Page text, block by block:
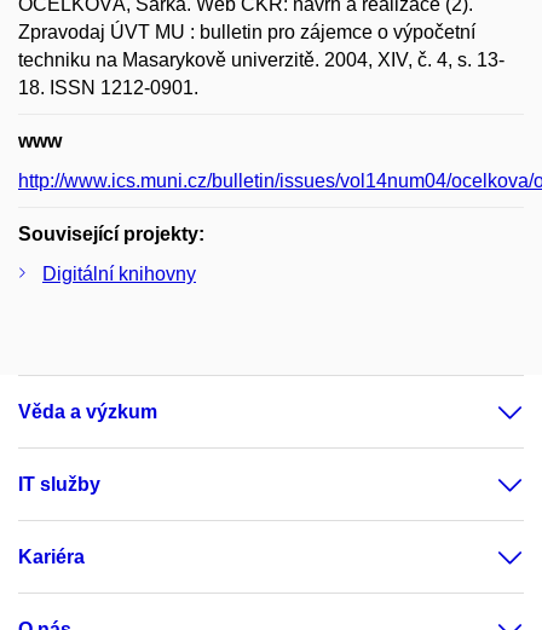
OCELKOVÁ, Šárka. Web ČKR: návrh a realizace (2).
Zpravodaj ÚVT MU : bulletin pro zájemce o výpočetní
techniku na Masarykově univerzitě. 2004, XIV, č. 4, s. 13-
18. ISSN 1212-0901.
www
http://www.ics.muni.cz/bulletin/issues/vol14num04/ocelkova/
Související projekty:
Digitální knihovny
Věda a výzkum
IT služby
Kariéra